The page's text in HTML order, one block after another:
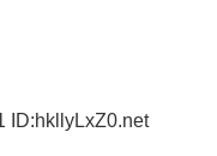
ID:hkllyLxZ0.net